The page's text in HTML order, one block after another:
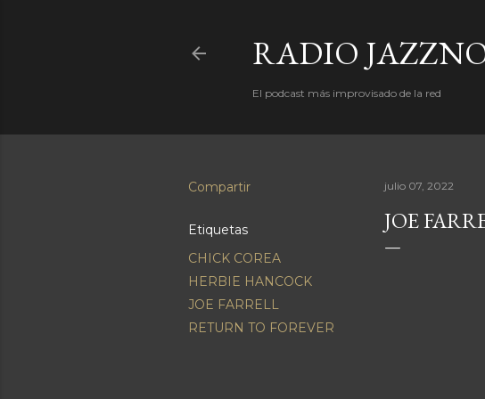
RADIO
El podcast más improvisado de la red
Compartir
Etiquetas
CHICK COREA
HERBIE HANCOCK
JOE FARRELL
RETURN TO FOREVER
julio 07, 2022
JOE